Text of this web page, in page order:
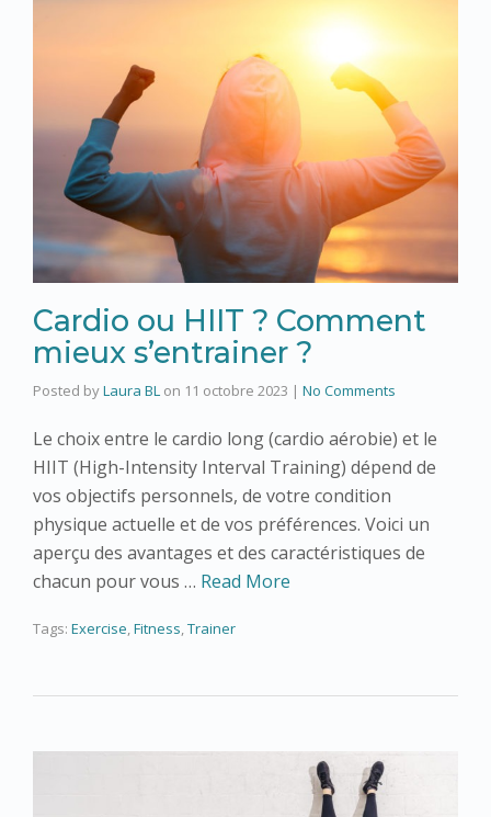
Cardio ou HIIT ? Comment
mieux s’entrainer ?
Posted byLaura BL on 11 octobre 2023 | No Comments
Le choix entre le cardio long (cardio aérobie) et le
HIIT (High-Intensity Interval Training) dépend de
vos objectifs personnels, de votre condition
physique actuelle et de vos préférences. Voici un
aperçu des avantages et des caractéristiques de
chacun pour vous … Read More
Tags: Exercise,Fitness,Trainer